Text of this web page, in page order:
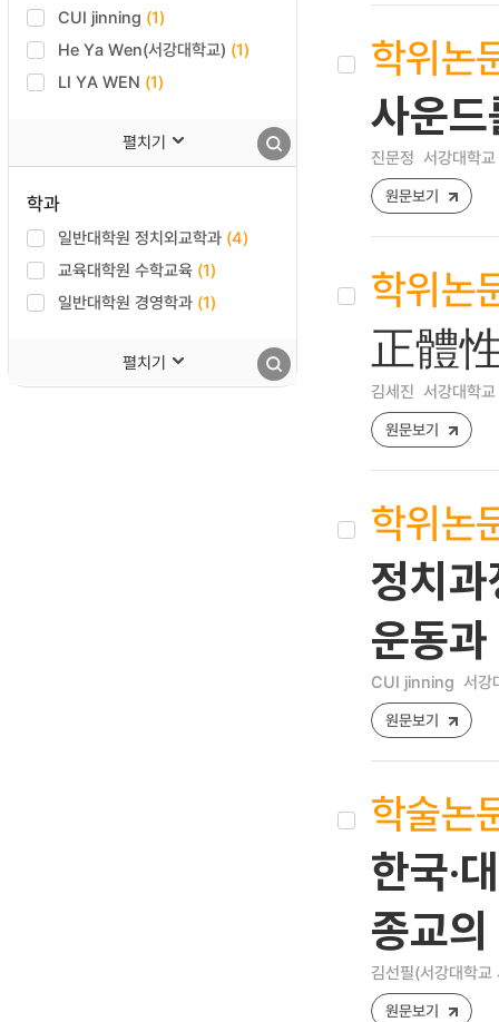
CUI jinning (1)
He Ya Wen(서강대학교) (1)
LI YA WEN (1)
펼치기
학과
일반대학원 정치외교학과 (4)
교육대학원 수학교육 (1)
일반대학원 경영학과 (1)
펼치기
학위논
사운
진문정 서강대학
원문보기
학위논
正體
김세진 서강대학
원문보기
학위논
정치
운동
CUI jinning 서강
원문보기
학술논
한국‧
종교
김선필(서강대학
원문보기